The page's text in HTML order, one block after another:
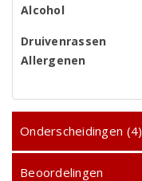
Alcohol
Druivenrassen
Allergenen
Onderscheidingen (4)
Beoordelingen